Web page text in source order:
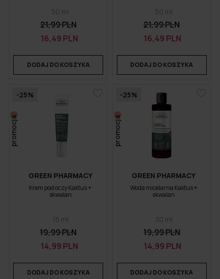
50 ml
21,99 PLN
16,49 PLN
DODAJ DO KOSZYKA
50 ml
21,99 PLN
16,49 PLN
DODAJ DO KOSZYKA
-25%
promocja
GREEN PHARMACY
Krem pod oczy Kaktus +
skwalan
15 ml
19,99 PLN
14,99 PLN
DODAJ DO KOSZYKA
-25%
promocja
GREEN PHARMACY
Woda micelarna Kaktus +
skwalan
30 ml
19,99 PLN
14,99 PLN
DODAJ DO KOSZYKA